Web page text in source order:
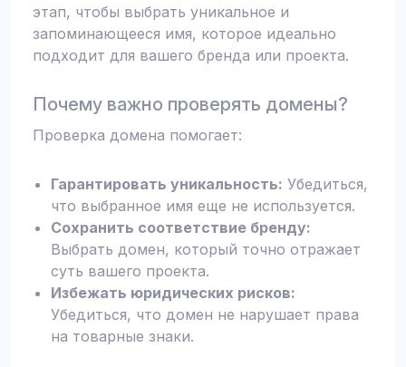
этап, чтобы выбрать уникальное и
запоминающееся имя, которое идеально
подходит для вашего бренда или проекта.
Почему важно проверять домены?
Проверка домена помогает:
Гарантировать уникальность: Убедиться,
что выбранное имя еще не используется.
Сохранить соответствие бренду:
Выбрать домен, который точно отражает
суть вашего проекта.
Избежать юридических рисков:
Убедиться, что домен не нарушает права
на товарные знаки.